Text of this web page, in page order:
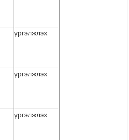
үргэлжлэх
үргэлжлэх
үргэлжлэх